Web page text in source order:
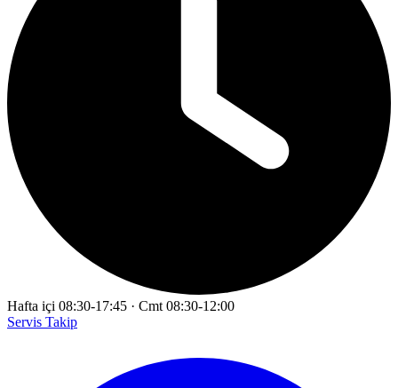
Hafta içi 08:30-17:45 · Cmt 08:30-12:00
Servis Takip